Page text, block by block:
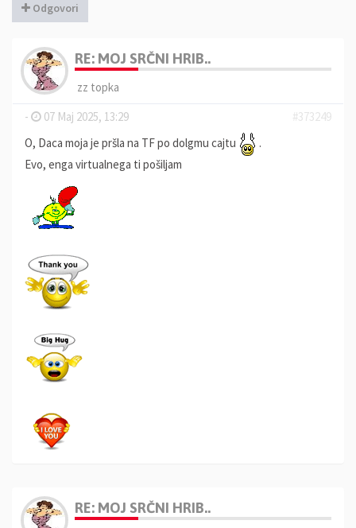
Odgovori
RE: MOJ SRČNI HRIB..
zz topka
-
07 Maj 2025, 13:29
#373249
O, Daca moja je pršla na TF po dolgmu cajtu
.
Evo, enga virtualnega ti pošiljam
RE: MOJ SRČNI HRIB..